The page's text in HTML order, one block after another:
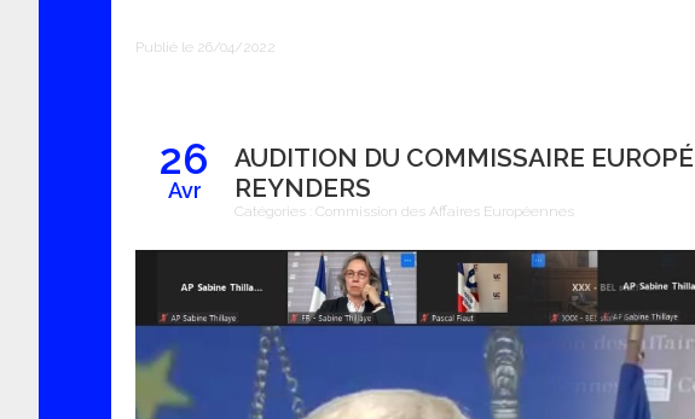
Publié le 26/04/2022
26
Avr
AUDITION DU COMMISSAIRE
REYNDERS
Catégories : Commission des Affaires Européennes